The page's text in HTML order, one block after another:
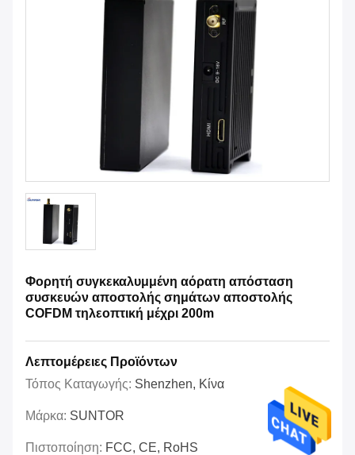
Φορητή συγκεκαλυμμένη αόρατη απόσταση
συσκευών αποστολής σημάτων αποστολής
COFDM τηλεοπτική μέχρι 200m
Λεπτομέρειες Προϊόντων
Τόπος Καταγωγής: Shenzhen, Κίνα
Μάρκα: SUNTOR
Πιστοποίηση: FCC, CE, RoHS